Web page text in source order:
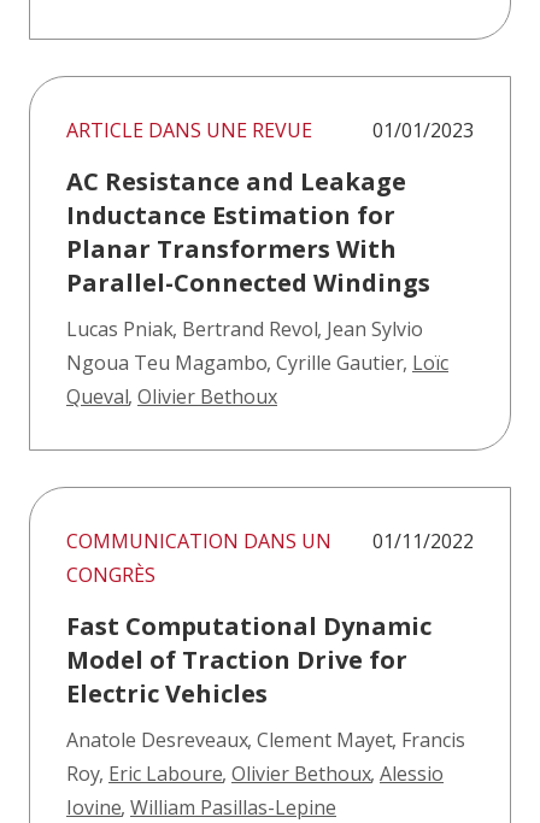
ARTICLE DANS UNE REVUE 01/01/2023
AC Resistance and Leakage
Inductance Estimation for
Planar Transformers With
Parallel-Connected Windings
Lucas Pniak, Bertrand Revol, Jean Sylvio
Ngoua Teu Magambo, Cyrille Gautier, Loïc
Queval, Olivier Bethoux
COMMUNICATION DANS UN
CONGRÈS
01/11/2022
Fast Computational Dynamic
Model of Traction Drive for
Electric Vehicles
Anatole Desreveaux, Clement Mayet, Francis
Roy, Eric Laboure, Olivier Bethoux, Alessio
Iovine, William Pasillas-Lepine